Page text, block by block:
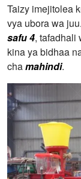
Taizy imejitolea
vya ubora wa
safu 4, tafadhali
kina ya bidhaa
chamahindi.